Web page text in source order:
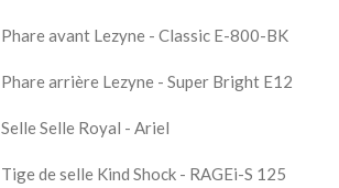
Phare avant Lezyne - Classic E-800-BK
Phare arrière Lezyne - Super Bright E12
Selle Selle Royal - Ariel
Tige de selle Kind Shock - RAGEi-S 125